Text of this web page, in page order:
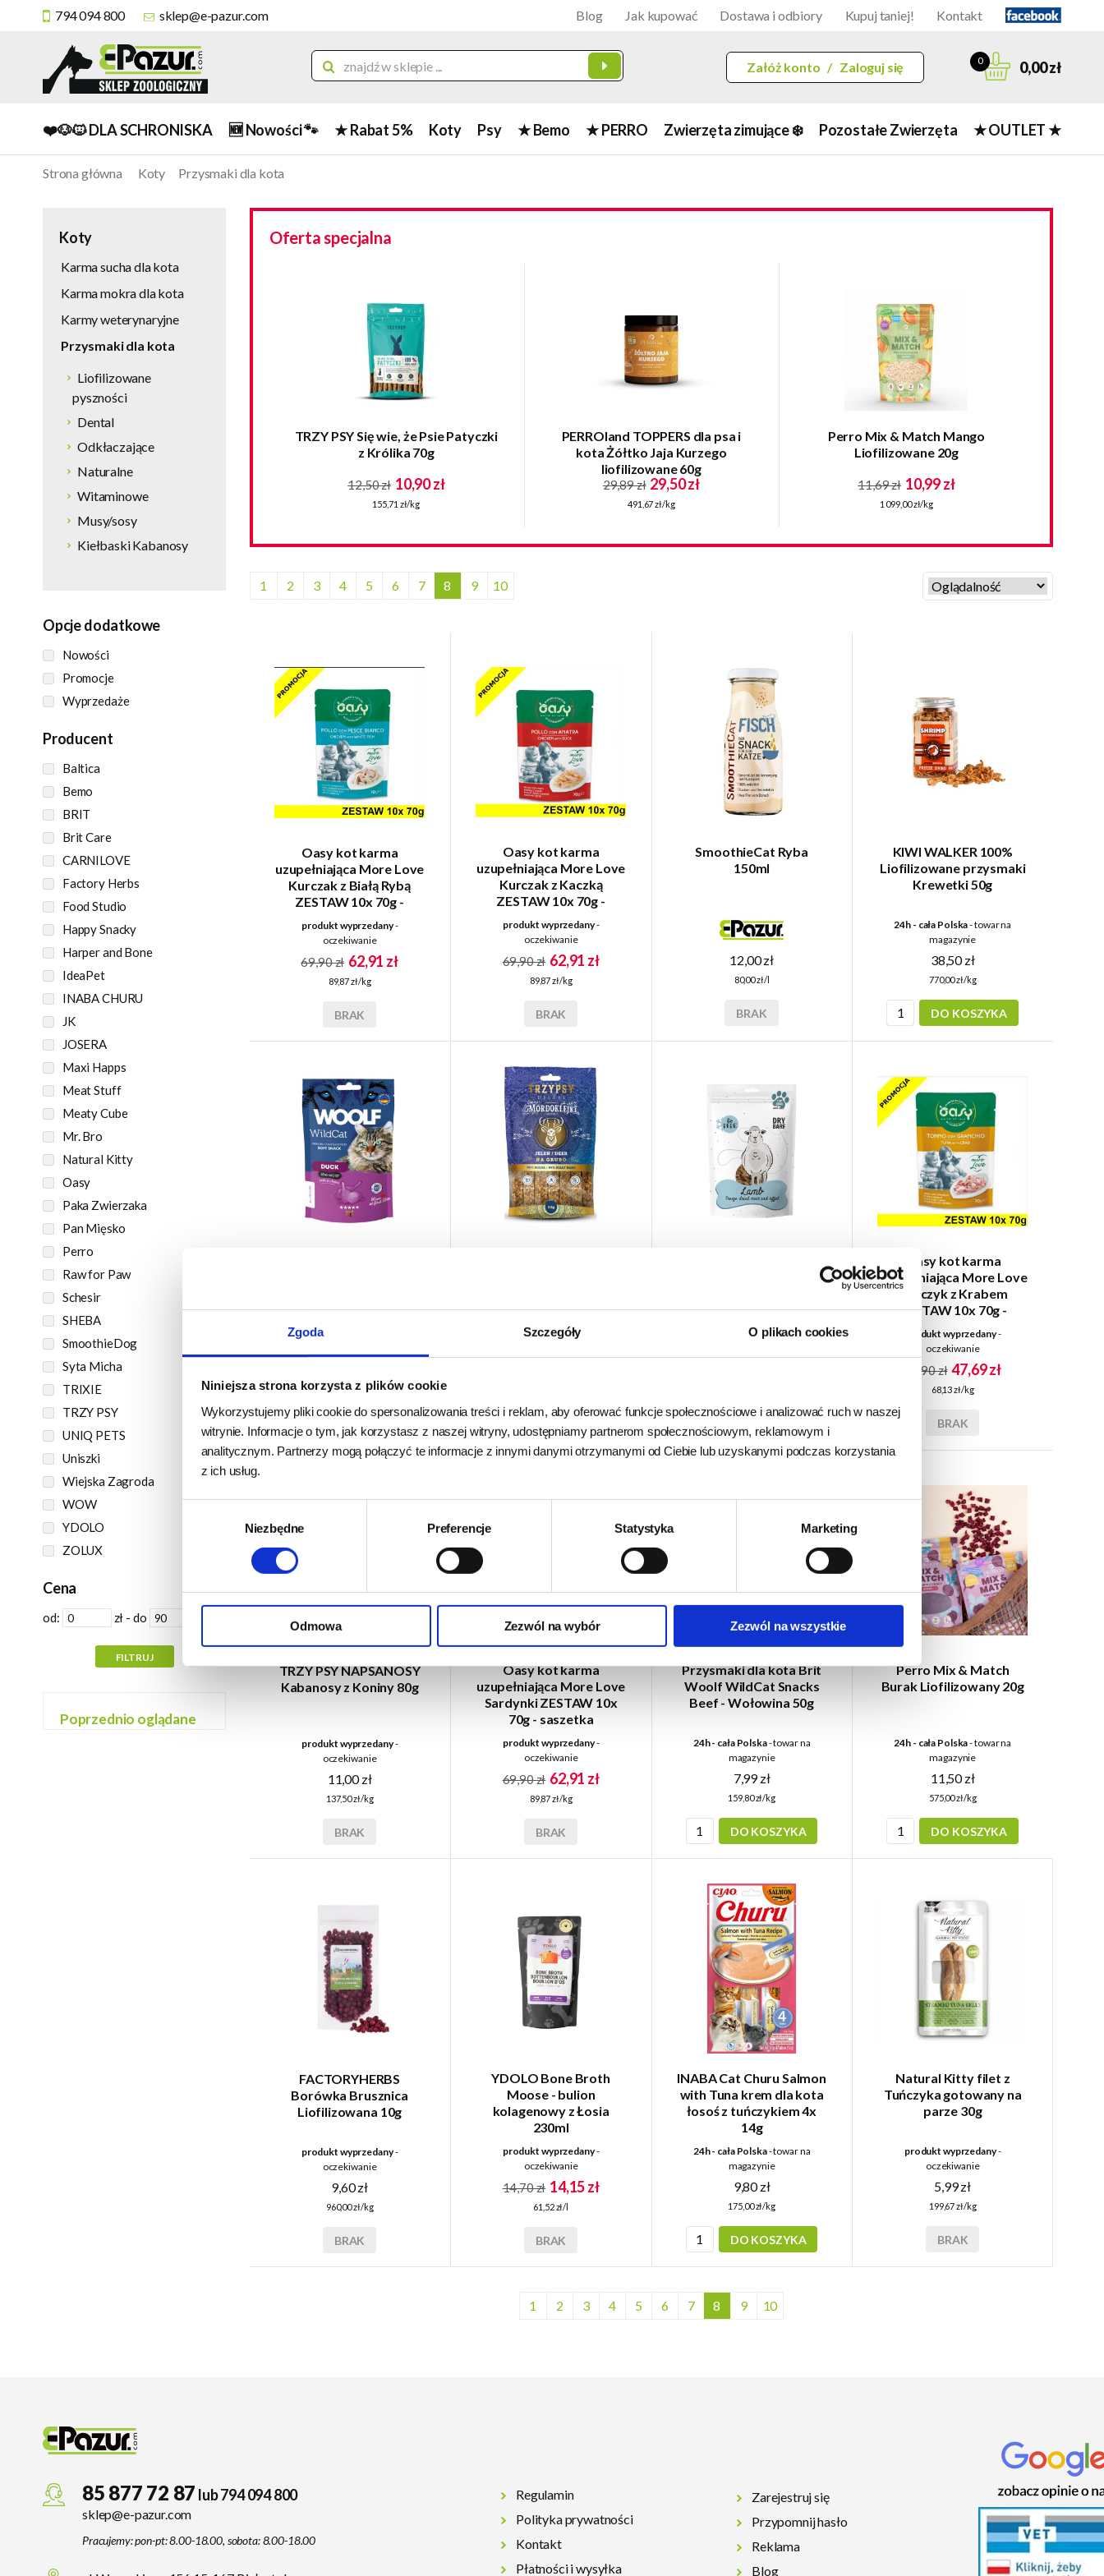
Zgoda Szczegóły O plikach cookies
Niniejsza strona korzysta z plików cookie
Wykorzystujemy pliki cookie do spersonalizowania treści i reklam, aby oferować funkcje społecznościowe i analizować ruch w naszej
witrynie. Informacje o tym, jak korzystasz z naszej witryny, udostępniamy partnerom społecznościowym, reklamowym i
analitycznym. Partnerzy mogą połączyć te informacje z innymi danymi otrzymanymi od Ciebie lub uzyskanymi podczas korzystania
z ich usług.
Niezbędne Preferencje Statystyka Marketing
Odmowa Zezwól na wybór Zezwól na wszystkie
794 094 800 sklep@e-pazur.com Blog Jak kupować Dostawa i odbiory Kupuj taniej! Kontakt
Załóż konto / Zaloguj się 0 0,00 zł
❤️🐶🐱 DLA SCHRONISKA 🆕 Nowości 🐾 ★ Rabat 5% Koty Psy ★ Bemo ★ PERRO Zwierzęta zimujące ❄️ Pozostałe Zwierzęta ★ OUTLET ★
Strona główna Koty Przysmaki dla kota
Koty
Karma sucha dla kota
Karma mokra dla kota
Karmy weterynaryjne
Przysmaki dla kota
Liofilizowane
pyszności
Dental
Odkłaczające
Naturalne
Witaminowe
Musy/sosy
Kiełbaski Kabanosy
Opcje dodatkowe
Nowości
Promocje
Wyprzedaże
Producent
Baltica
Bemo
BRIT
Brit Care
CARNILOVE
Factory Herbs
Food Studio
Happy Snacky
Harper and Bone
IdeaPet
INABA CHURU
JK
JOSERA
Maxi Happs
Meat Stuff
Meaty Cube
Mr. Bro
Natural Kitty
Oasy
Paka Zwierzaka
Pan Mięsko
Perro
Raw for Paw
Schesir
SHEBA
SmoothieDog
Syta Micha
TRIXIE
TRZY PSY
UNIQ PETS
Uniszki
Wiejska Zagroda
WOW
YDOLO
ZOLUX
Cena
od: zł - do
Poprzednio oglądane
Oferta specjalna
TRZY PSY Się wie, że Psie Patyczki
z Królika 70g
12,50 zł 10,90 zł
155,71 zł/kg
PERROland TOPPERS dla psa i
kota Żółtko Jaja Kurzego
liofilizowane 60g
29,89 zł 29,50 zł
491,67 zł/kg
Perro Mix & Match Mango
Liofilizowane 20g
11,69 zł 10,99 zł
1 099,00 zł/kg
1 2 3 4 5 6 7 8 9 10
Oasy kot karma
uzupełniająca More Love
Kurczak z Białą Rybą
ZESTAW 10x 70g -
saszetka
produkt wyprzedany-
oczekiwanie
69,90 zł 62,91 zł
89,87 zł/kg
BRAK
Oasy kot karma
uzupełniająca More Love
Kurczak z Kaczką
ZESTAW 10x 70g -
saszetka
produkt wyprzedany-
oczekiwanie
69,90 zł 62,91 zł
89,87 zł/kg
BRAK
SmoothieCat Ryba
150ml
12,00 zł
80,00 zł/l
BRAK
KIWI WALKER 100%
Liofilizowane przysmaki
Krewetki 50g
24h - cała Polska- towar na
magazynie
38,50 zł
770,00 zł/kg
DO KOSZYKA
24h - cała Polska
149,80 zł/kg
DO KOSZYKA
24h - cała Polska- towar na
DO KOSZYKA
24h - cała Polska- towar na
Oasy kot karma
uzupełniająca More Love
Tuńczyk z Krabem
ZESTAW 10x 70g -
saszetka
produkt wyprzedany-
oczekiwanie
52,90 zł 47,69 zł
68,13 zł/kg
BRAK
TRZY PSY NAPSANOSY
Kabanosy z Koniny 80g
produkt wyprzedany-
oczekiwanie
11,00 zł
137,50 zł/kg
BRAK
Oasy kot karma
uzupełniająca More Love
Sardynki ZESTAW 10x
70g - saszetka
produkt wyprzedany-
oczekiwanie
69,90 zł 62,91 zł
89,87 zł/kg
BRAK
Przysmaki dla kota Brit
Woolf WildCat Snacks
Beef - Wołowina 50g
24h - cała Polska- towar na
magazynie
7,99 zł
159,80 zł/kg
DO KOSZYKA
Perro Mix & Match
Burak Liofilizowany 20g
24h - cała Polska- towar na
magazynie
11,50 zł
575,00 zł/kg
DO KOSZYKA
FACTORYHERBS
Borówka Brusznica
Liofilizowana 10g
produkt wyprzedany-
oczekiwanie
9,60 zł
960,00 zł/kg
BRAK
YDOLO Bone Broth
Moose - bulion
kolagenowy z Łosia
230ml
produkt wyprzedany-
oczekiwanie
14,70 zł 14,15 zł
61,52 zł/l
BRAK
INABA Cat Churu Salmon
with Tuna krem dla kota
łosoś z tuńczykiem 4x
14g
24h - cała Polska- towar na
magazynie
9,80 zł
175,00 zł/kg
DO KOSZYKA
Natural Kitty filet z
Tuńczyka gotowany na
parze 30g
produkt wyprzedany-
oczekiwanie
5,99 zł
199,67 zł/kg
BRAK
1 2 3 4 5 6 7 8 9 10
85 877 72 87 lub 794 094 800
sklep@e-pazur.com
Pracujemy: pon-pt: 8.00-18.00, sobota: 8.00-18.00
Regulamin
Polityka prywatności
Kontakt
Płatności i wysyłka
Zarejestruj się
Przypomnij hasło
Reklama
Blog